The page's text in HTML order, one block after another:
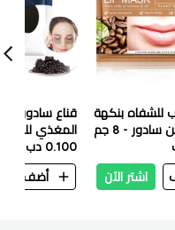
للشفاه بنكهة
- 8 جم
اشتر الآن
قناع سادور
المغذي للعين - 7.5
0.100 دب
أضف